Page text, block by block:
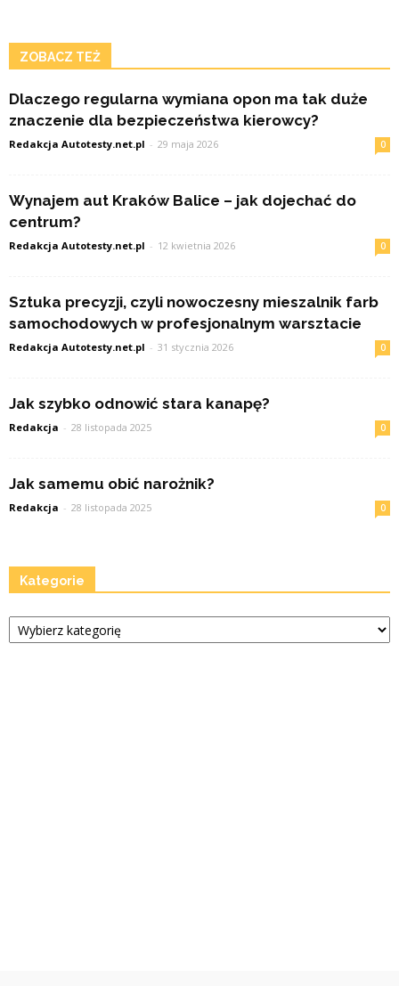
ZOBACZ TEŻ
Dlaczego regularna wymiana opon ma tak duże
znaczenie dla bezpieczeństwa kierowcy?
Redakcja Autotesty.net.pl - 29 maja 2026 0
Wynajem aut Kraków Balice – jak dojechać do
centrum?
Redakcja Autotesty.net.pl - 12 kwietnia 2026 0
Sztuka precyzji, czyli nowoczesny mieszalnik farb
samochodowych w profesjonalnym warsztacie
Redakcja Autotesty.net.pl - 31 stycznia 2026 0
Jak szybko odnowić stara kanapę?
Redakcja - 28 listopada 2025 0
Jak samemu obić narożnik?
Redakcja - 28 listopada 2025 0
Kategorie
Kategorie